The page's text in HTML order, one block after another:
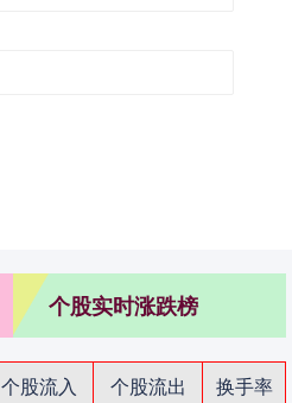
个股实时涨跌榜
个股流入 个股流出
换手率